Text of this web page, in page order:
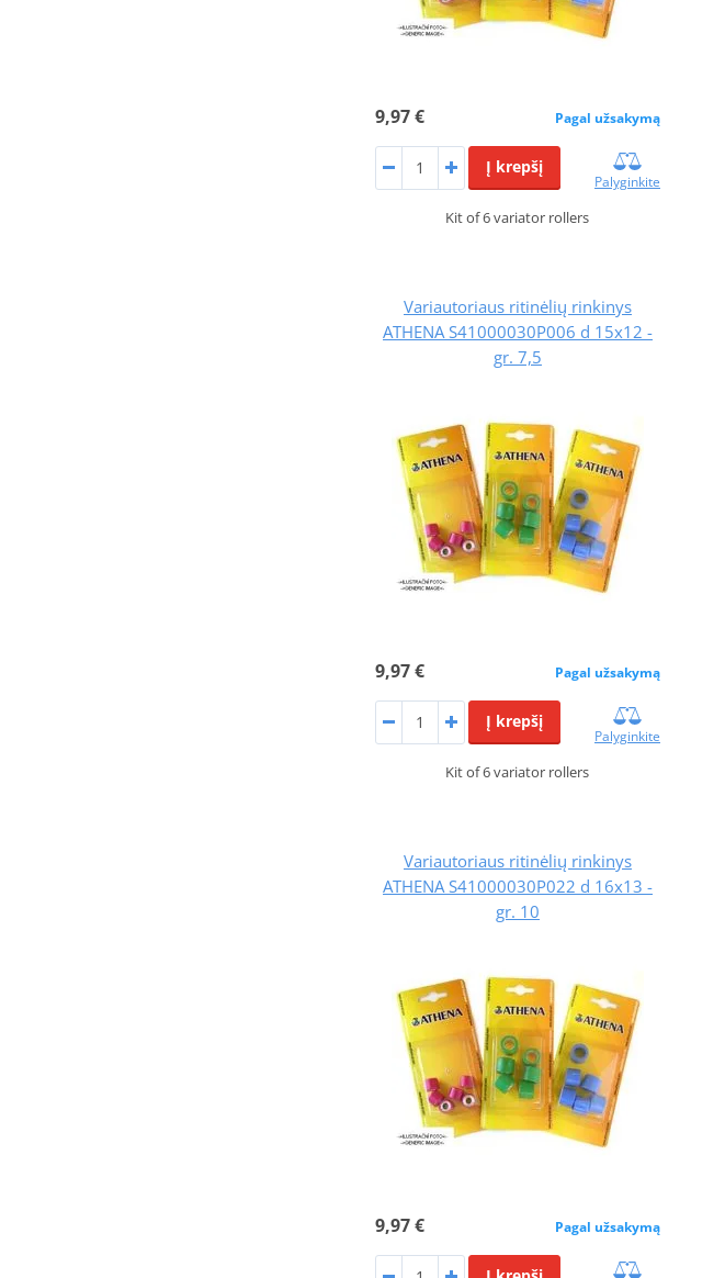
9,97 € Pagal užsakymą
Į krepšį
Palyginkite
Kit of 6 variator rollers
Variautoriaus ritinėlių rinkinys
ATHENA S41000030P006 d 15x12 -
gr. 7,5
9,97 € Pagal užsakymą
Į krepšį
Palyginkite
Kit of 6 variator rollers
Variautoriaus ritinėlių rinkinys
ATHENA S41000030P022 d 16x13 -
gr. 10
9,97 € Pagal užsakymą